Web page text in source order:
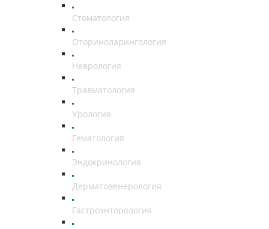
Стоматология
Оториноларингология
Неврология
Травматология
Урология
Гематология
Эндокринология
Дерматовенерология
Гастроэнторология